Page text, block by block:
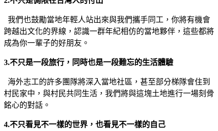
我們也鼓勵當地年輕人站出來與我們攜手同工，你將有機會
跨越出文化的界線，認識一群年紀相仿的當地夥伴，這些都將
成為你一輩子的好朋友。
3.不只是一段旅行，同時也是一段難忘的生活體驗
海外志工的許多團隊將深入當地社區，甚至部分梯隊會住到
村民家中，與村民共同生活，我們將與這塊土地進行一場刻骨
銘心的對話。
4.不只看見不一樣的世界，也看見不一樣的自己